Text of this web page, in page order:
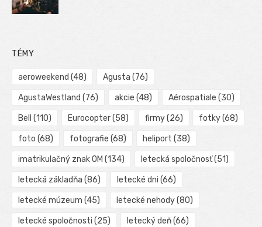
TÉMY
aeroweekend (48) Agusta (76)
AgustaWestland (76) akcie (48) Aérospatiale (30)
Bell (110) Eurocopter(58) firmy(26) fotky(68)
foto (68) fotografie (68) heliport (38)
imatrikulačný znak OM (134) letecká spoločnosť(51)
letecká základňa (86) letecké dni (66)
letecké múzeum (45) letecké nehody(80)
letecké spoločnosti (25) letecký deň(66)